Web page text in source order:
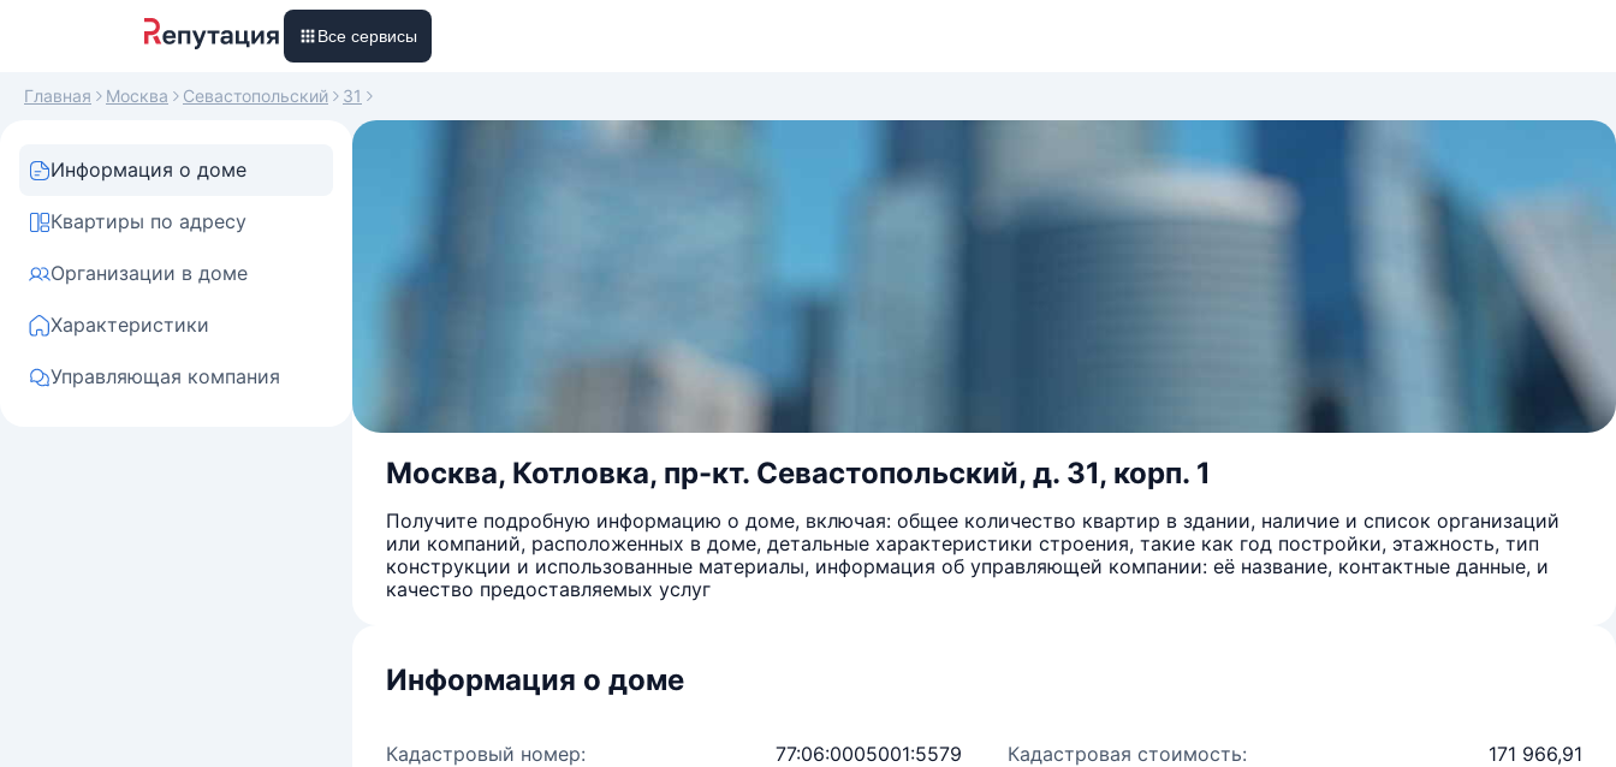
Все сервисы
Главная Москва Севастопольский 31
Информация о доме
Квартиры по адресу
Организации в доме
Характеристики
Управляющая компания
Москва, Котловка, пр-кт. Севастопольский, д. 31, корп. 1
Получите подробную информацию о доме, включая: общее количество квартир в здании, наличие и список организаций
или компаний, расположенных в доме, детальные характеристики строения, такие как год постройки, этажность, тип
конструкции и использованные материалы, информация об управляющей компании: её название, контактные данные, и
качество предоставляемых услуг
Информация о доме
Кадастровый номер: 77:06:0005001:5579 Кадастровая стоимость: 171 966,91